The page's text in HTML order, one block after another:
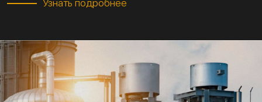
Узнать подробнее